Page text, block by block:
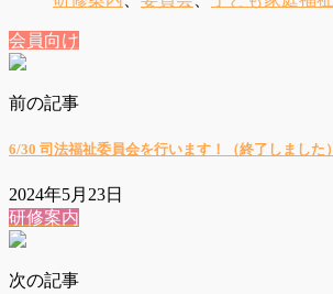
会員向け
前の記事
6/30 司法福祉委員会を行います！（終了しました）
2024年5月23日
研修案内
次の記事